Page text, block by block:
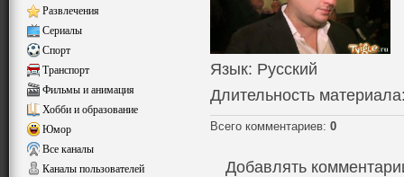
Развлечения
Сериалы
Спорт
Транспорт
Фильмы и анимация
Хобби и образование
Юмор
Все каналы
Каналы пользователей
Язык: Русский
Длительность материала
Всего комментариев: 0
Добавлять